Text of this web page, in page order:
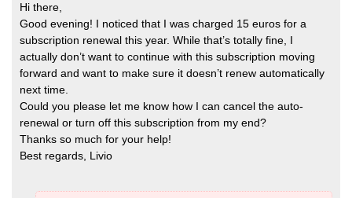
Hi there,
​Good evening! I noticed that I was charged 15 euros for a
subscription renewal this year. While that’s totally fine, I
actually don’t want to continue with this subscription moving
forward and want to make sure it doesn’t renew automatically
next time.
​Could you please let me know how I can cancel the auto-
renewal or turn off this subscription from my end?
​Thanks so much for your help!
​Best regards, Livio